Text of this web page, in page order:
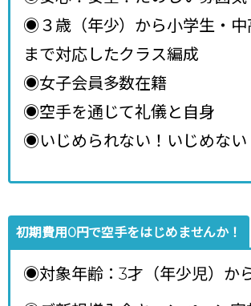
◉３歳（年少）から小学生・中
まで対応したクラス編成
◉女子会員多数在籍
◉空手を通じて礼儀と自身
◉いじめられない！いじめない
初期費用0円で空手をはじめませんか！
◉対象年齢：3才（年少児）か